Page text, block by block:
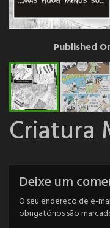
Published
Criatura
Deixe um
O seu endereço de e-
obrigatórios são